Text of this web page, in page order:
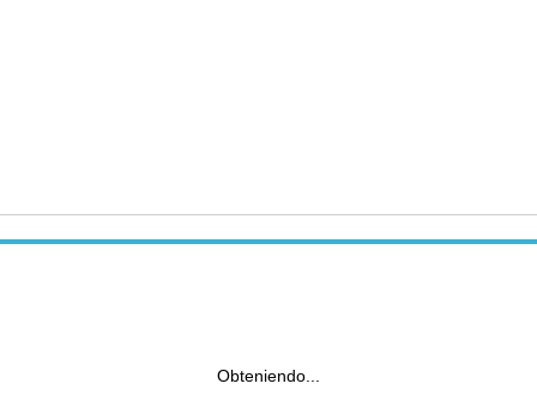
Obteniendo...